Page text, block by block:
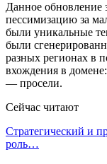
Данное обновление
пессимизацию за
были уникальные
были
разных регионах в
вхождения в
— просели.
Сейчас читают
Стратегический и
роль…